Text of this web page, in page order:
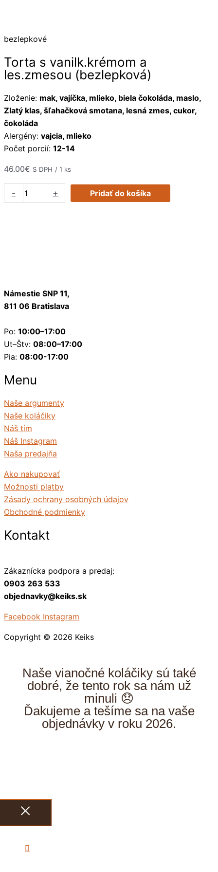
bezlepkové
Torta s vanilk.krémom a
les.zmesou (bezlepková)
Zloženie: mak, vajíčka, mlieko, biela čokoláda, maslo,
Zlatý klas, šľahačková smotana, lesná zmes, cukor,
čokoláda
Alergény: vajcia, mlieko
Počet porcií: 12-14
46.00€ S DPH / 1 ks
-
vanilk.krémom
a
les.zmesou
(bezlepková)
+ Pridať do košíka
Námestie SNP 11,
811 06 Bratislava
Po: 10:00–17:00
Ut–Štv: 08:00–17:00
Pia: 08:00-17:00
Menu
Naše argumenty
Naše koláčiky
Náš tím
Náš Instagram
Naša predajňa
Ako nakupovať
Možnosti platby
Zásady ochrany osobných údajov
Obchodné podmienky
Kontakt
Zákaznícka podpora a predaj:
0903 263 533
objednavky@keiks.sk
Facebook Instagram
Copyright © 2026 Keiks
Naše vianočné koláčiky sú také
dobré, že tento rok sa nám už
minuli 😞
Ďakujeme a tešíme sa na vaše
objednávky v roku 2026.